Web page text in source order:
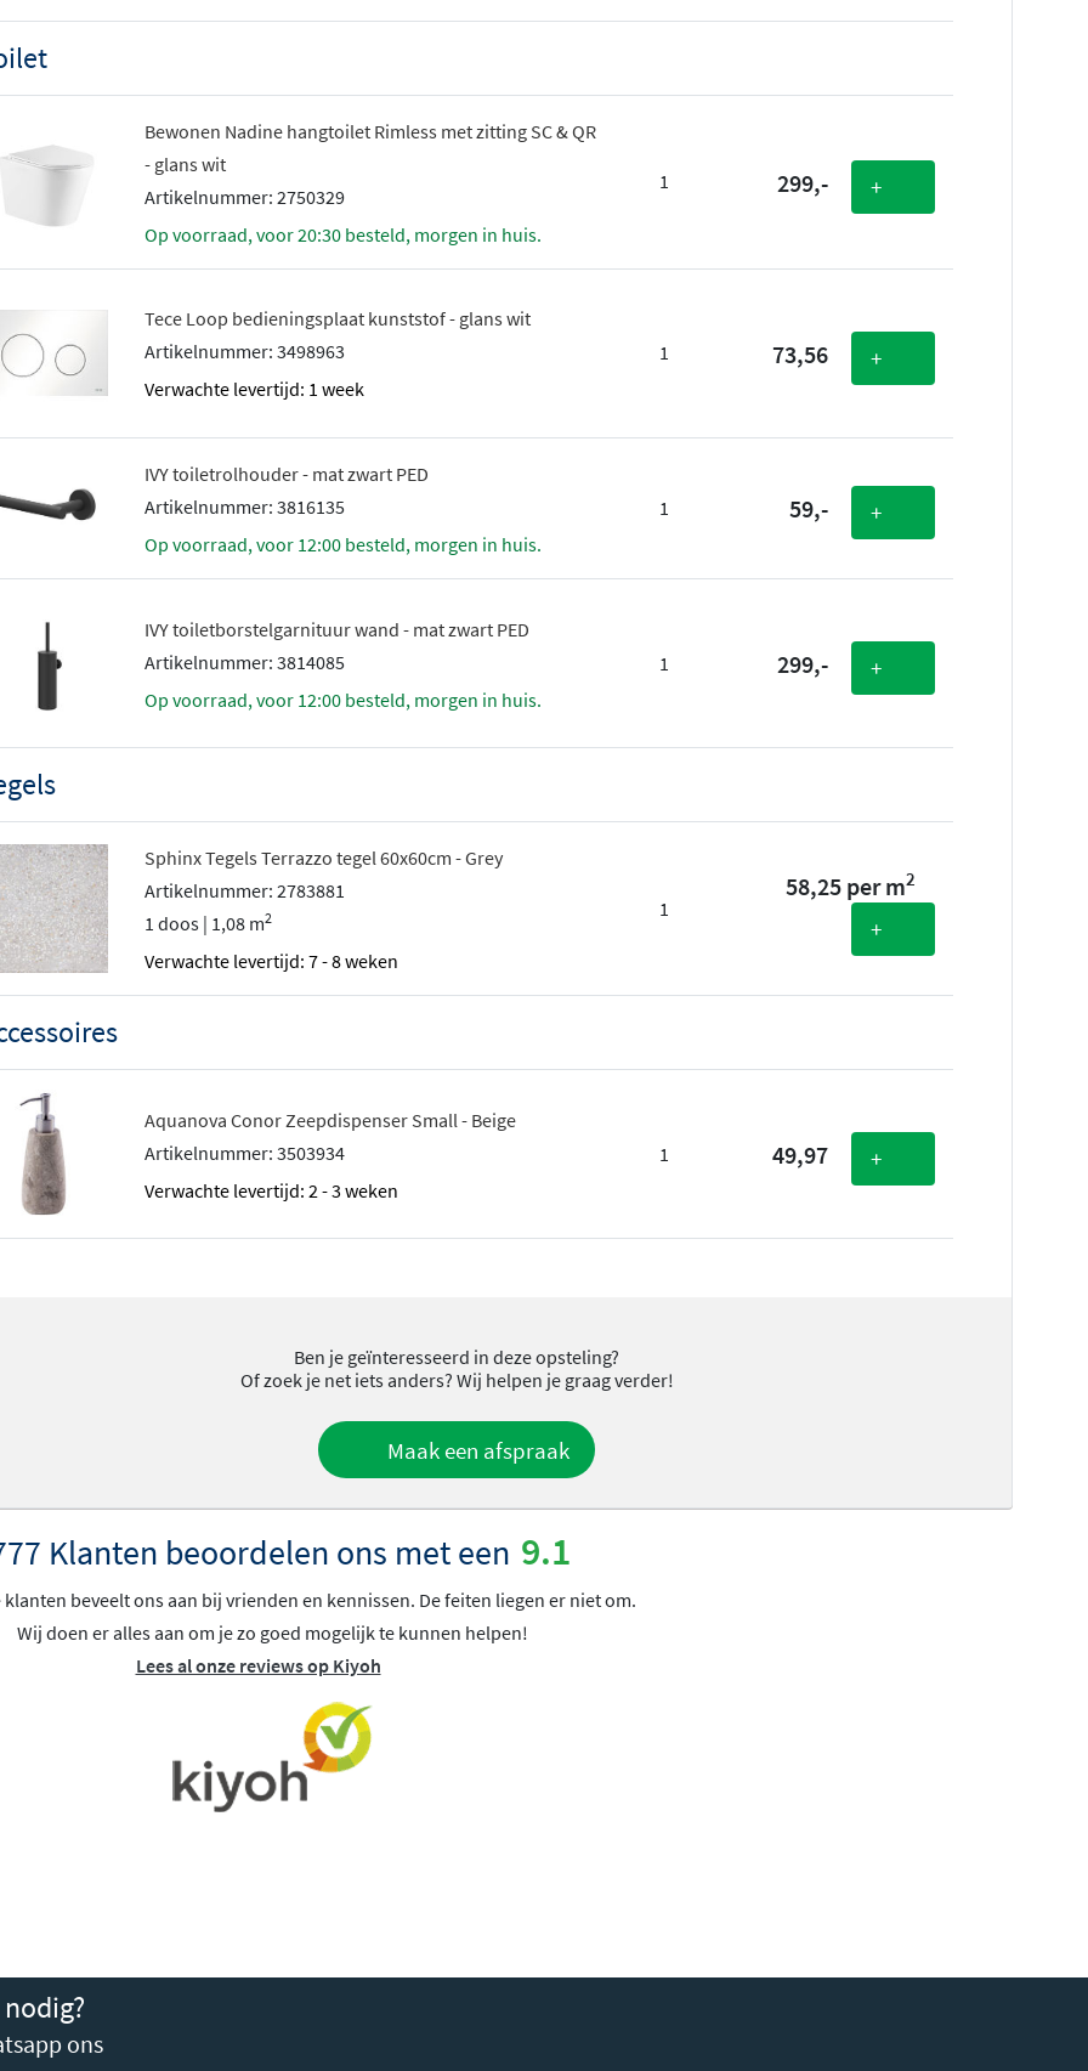
Bewonen Nadine hangtoilet Rimless met zitting SC & QR
- glans wit
Artikelnummer: 2750329
Op voorraad, voor 20:30 besteld, morgen in huis.
1 299,- +
Tece Loop bedieningsplaat kunststof - glans wit
Artikelnummer: 3498963
Verwachte levertijd: 1 week
1 73,56 +
IVY toiletrolhouder - mat zwart PED
Artikelnummer: 3816135
Op voorraad, voor 12:00 besteld, morgen in huis.
1 59,- +
IVY toiletborstelgarnituur wand - mat zwart PED
Artikelnummer: 3814085
Op voorraad, voor 12:00 besteld, morgen in huis.
1 299,- +
Sphinx Tegels Terrazzo tegel 60x60cm - Grey
Artikelnummer: 2783881
1 doos | 1,08 m2
Verwachte levertijd: 7 - 8 weken
1
58,25 per m2
+
Aquanova Conor Zeepdispenser Small - Beige
Artikelnummer: 3503934
Verwachte levertijd: 2 - 3 weken
1 49,97 +
Ben je geïnteresseerd in deze opsteling?
Of zoek je net iets anders? Wij helpen je graag verder!
Maak een afspraak
Klanten beoordelen ons met een 9.1
klanten beveelt ons aan bij vrienden en kennissen. De feiten liegen er niet om.
Wij doen er alles aan om je zo goed mogelijk te kunnen helpen!
Lees al onze reviews op Kiyoh
ons